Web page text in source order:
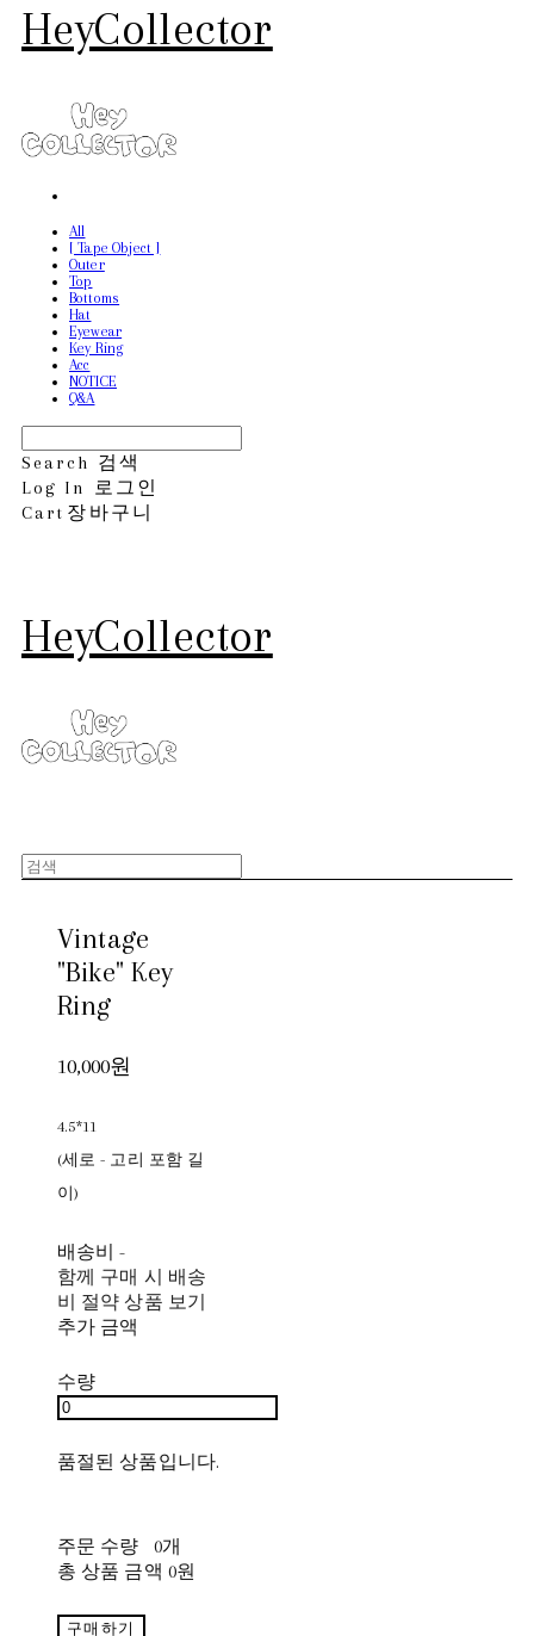
HeyCollector
All
[ Tape Object ]
Outer
Top
Bottoms
Hat
Eyewear
Key Ring
Acc
NOTICE
Q&A
Search 검색
Log In
로그인
Cart 장바구니
HeyCollector
Vintage
"Bike" Key
Ring
10,000원
4.5*11
(세로 - 고리 포함 길
이)
배송비-
함께 구매 시 배송
비 절약 상품 보기
추가 금액
수량
품절된 상품입니다.
주문 수량
0개
총 상품 금액 0원
구매하기